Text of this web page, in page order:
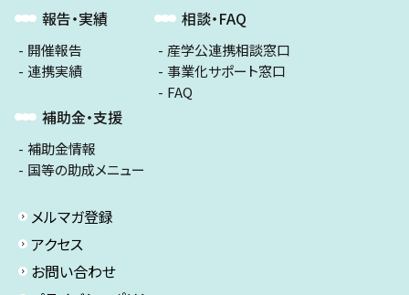
報告・実績
開催報告
連携実績
補助金・支援
補助金情報
国等の助成メニュー
相談・FAQ
産学公連携相談窓口
事業化サポート窓口
FAQ
メルマガ登録
アクセス
お問い合わせ